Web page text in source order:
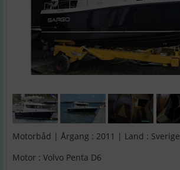
Motorbåd | Årgang : 2011 | Land : Sverige
Motor : Volvo Penta D6